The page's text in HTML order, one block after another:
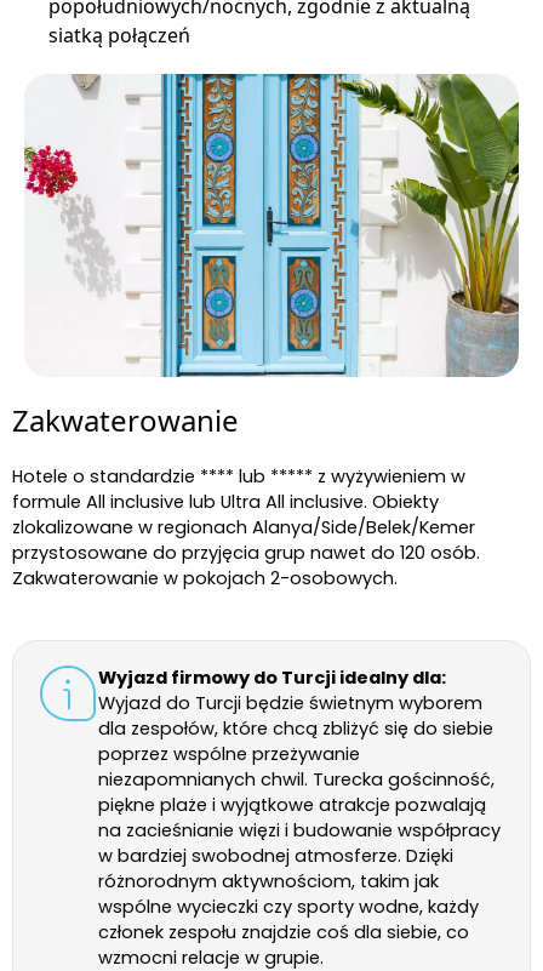
popołudniowych/nocnych, zgodnie z aktualną
siatką połączeń
Zakwaterowanie
Hotele o standardzie **** lub ***** z wyżywieniem w
formule All inclusive lub Ultra All inclusive. Obiekty
zlokalizowane w regionach Alanya/Side/Belek/Kemer
przystosowane do przyjęcia grup nawet do 120 osób.
Zakwaterowanie w pokojach 2-osobowych.
Wyjazd firmowy do Turcji idealny dla:
Wyjazd do Turcji będzie świetnym wyborem
dla zespołów, które chcą zbliżyć się do siebie
poprzez wspólne przeżywanie
niezapomnianych chwil. Turecka gościnność,
piękne plaże i wyjątkowe atrakcje pozwalają
na zacieśnianie więzi i budowanie współpracy
w bardziej swobodnej atmosferze. Dzięki
różnorodnym aktywnościom, takim jak
wspólne wycieczki czy sporty wodne, każdy
członek zespołu znajdzie coś dla siebie, co
wzmocni relacje w grupie.